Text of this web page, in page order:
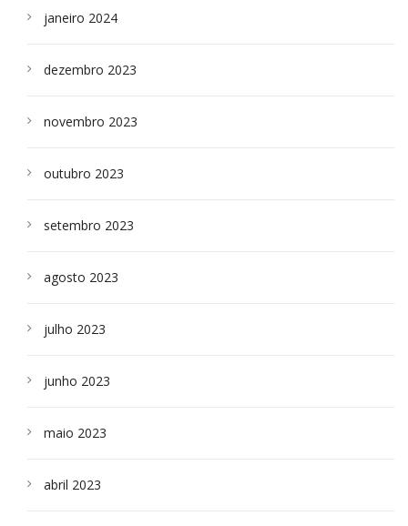
janeiro 2024
dezembro 2023
novembro 2023
outubro 2023
setembro 2023
agosto 2023
julho 2023
junho 2023
maio 2023
abril 2023